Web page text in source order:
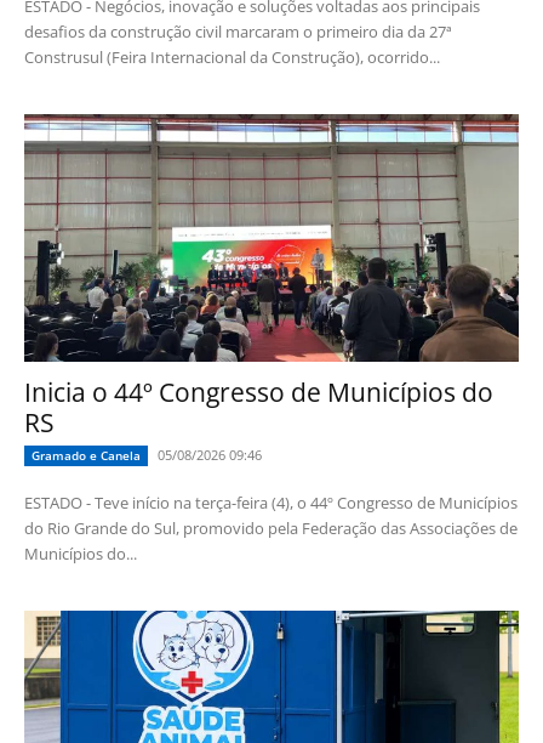
ESTADO - Negócios, inovação e soluções voltadas aos principais
desafios da construção civil marcaram o primeiro dia da 27ª
Construsul (Feira Internacional da Construção), ocorrido...
Inicia o 44º Congresso de Municípios do
RS
Gramado e Canela 05/08/2026 09:46
ESTADO - Teve início na terça-feira (4), o 44º Congresso de Municípios
do Rio Grande do Sul, promovido pela Federação das Associações de
Municípios do...